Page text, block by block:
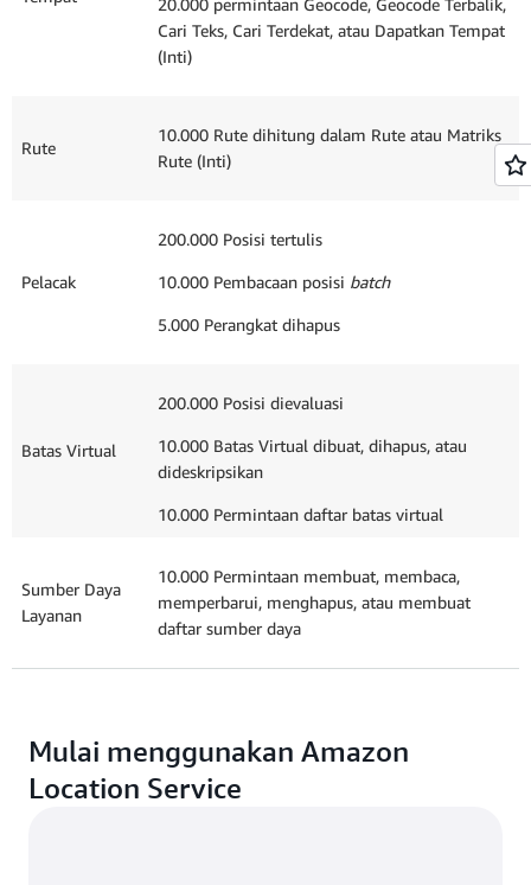
20.000 permintaan Geocode, Geocode Terbalik,
Cari Teks, Cari Terdekat, atau Dapatkan Tempat
(Inti)
Rute
10.000 Rute dihitung dalam Rute atau Matriks
Rute (Inti)
Pelacak
200.000 Posisi tertulis
10.000 Pembacaan posisi batch
5.000 Perangkat dihapus
Batas Virtual
200.000 Posisi dievaluasi
10.000 Batas Virtual dibuat, dihapus, atau
dideskripsikan
10.000 Permintaan daftar batas virtual
Sumber Daya
Layanan
10.000 Permintaan membuat, membaca,
memperbarui, menghapus, atau membuat
daftar sumber daya
Mulai menggunakan Amazon
Location Service